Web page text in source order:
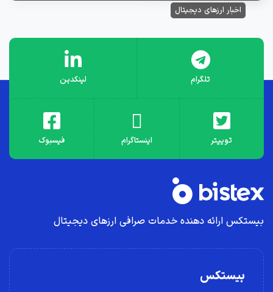
اخبار ارزهای دیجیتال
تلگرام لینکدین
توییتر اینستاگرام فیسبوک
بیستکس ارائه دهنده خدمات صرافی ارز‌های دیجیتال
بیستکس